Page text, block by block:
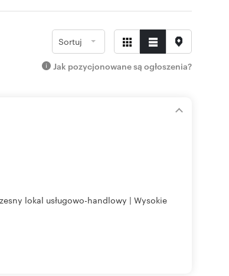
Sortuj
Jak pozycjonowane są ogłoszenia?
lokal usługowo-handlowy | Wysokie